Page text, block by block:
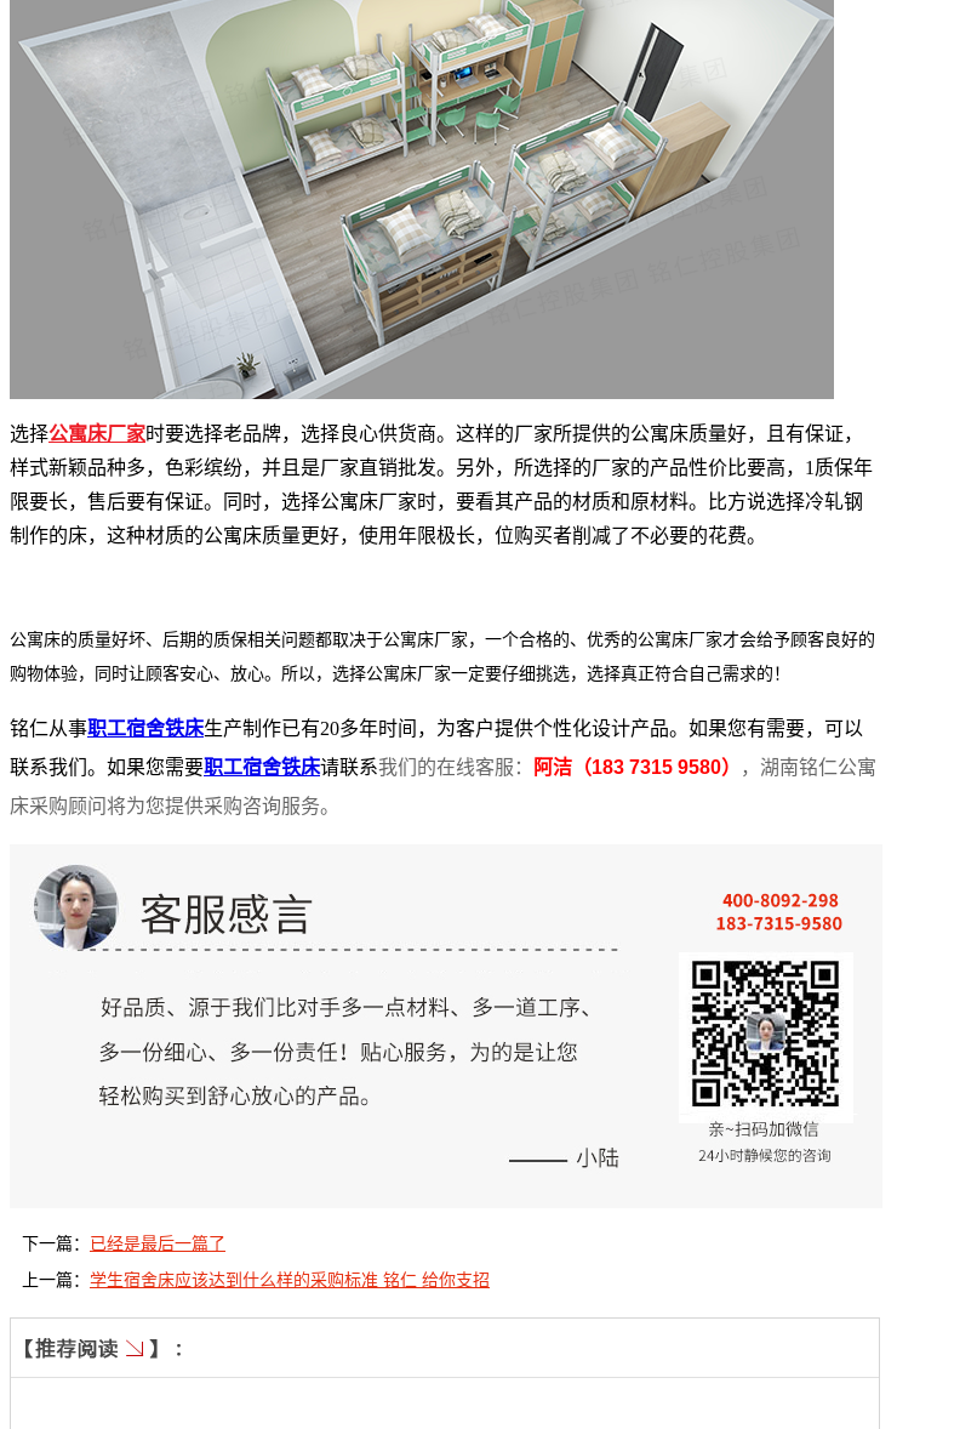
选择公寓床厂家时要选择老品牌，选择良心供货商。这样的厂家所提供的公寓床质量好，且有保证，
样式新颖品种多，色彩缤纷，并且是厂家直销批发。另外，所选择的厂家的产品性价比要高，1质保年
限要长，售后要有保证。同时，选择公寓床厂家时，要看其产品的材质和原材料。比方说选择冷轧钢
制作的床，这种材质的公寓床质量更好，使用年限极长，位购买者削减了不必要的花费。
公寓床的质量好坏、后期的质保相关问题都取决于公寓床厂家，一个合格的、优秀的公寓床厂家才会给予顾客良好的
购物体验，同时让顾客安心、放心。所以，选择公寓床厂家一定要仔细挑选，选择真正符合自己需求的！
铭仁从事职工宿舍铁床生产制作已有20多年时间，为客户提供个性化设计产品。如果您有需要，可以
联系我们。如果您需要职工宿舍铁床请联系我们的在线客服： 阿洁（183 7315 9580）
，湖南铭仁公寓
床采购顾问将为您提供采购咨询服务。
下一篇：
已经是最后一篇了
上一篇： 学生宿舍床应该达到什么样的采购标准 铭仁 给你支招